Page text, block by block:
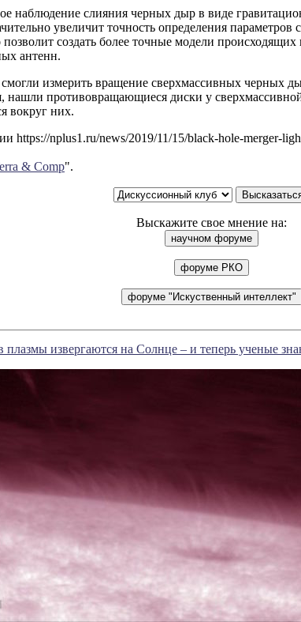
наблюдение слияния черных дыр в виде
увеличит точность определения
создать более точные модели
антенн.
измерить вращение сверхмассивных черных
нашли противовращающиеся диски у
вокруг них.
https://nplus1.ru/news/2019/11/15/black-hole-merger-
& Comp".
Выскажите свое мнение на:
извергаются на Солнце – и теперь ученые